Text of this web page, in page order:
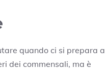
quando ci si prepara a
dei commensali, ma è